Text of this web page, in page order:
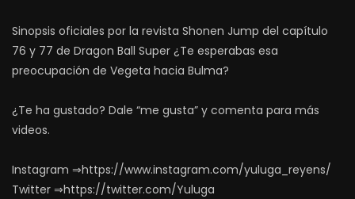
Sinopsis oficiales por la revista Shonen Jump del capítulo
76 y 77 de Dragon Ball Super ¿Te esperabas esa
preocupación de Vegeta hacia Bulma?
¿Te ha gustado? Dale “me gusta” y comenta para más
videos.
Instagram ⇒https://www.instagram.com/yuluga_reyens/
Twitter ⇒https://twitter.com/Yuluga